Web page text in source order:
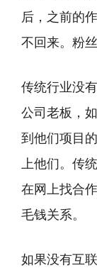
后，之前的
不回来。粉
传统行业没
公司老板，
到他们项目
上他们。传
在网上找合
毛钱关系。
如果没有互